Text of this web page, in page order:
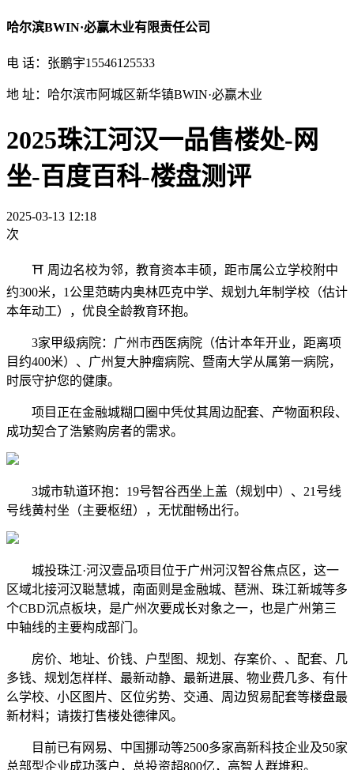
哈尔滨BWIN·必赢木业有限责任公司
电 话：张鹏宇15546125533
地 址：哈尔滨市阿城区新华镇BWIN·必赢木业
2025珠江河汉一品售楼处-网
坐-百度百科-楼盘测评
2025-03-13 12:18
次
⛩ 周边名校为邻，教育资本丰硕，距市属公立学校附中
约300米，1公里范畴内奥林匹克中学、规划九年制学校（估计
本年动工），优良全龄教育环抱。
3家甲级病院：广州市西医病院（估计本年开业，距离项
目约400米）、广州复大肿瘤病院、暨南大学从属第一病院，
时辰守护您的健康。
项目正在金融城糊口圈中凭仗其周边配套、产物面积段、
成功契合了浩繁购房者的需求。
3城市轨道环抱：19号智谷西坐上盖（规划中）、21号线
号线黄村坐（主要枢纽），无忧酣畅出行。
城投珠江·河汉壹品项目位于广州河汉智谷焦点区，这一
区域北接河汉聪慧城，南面则是金融城、琶洲、珠江新城等多
个CBD沉点板块，是广州次要成长对象之一，也是广州第三
中轴线的主要构成部门。
房价、地址、价钱、户型图、规划、存案价、、配套、几
多钱、规划怎样样、最新动静、最新进展、物业费几多、有什
么学校、小区图片、区位劣势、交通、周边贸易配套等楼盘最
新材料；请拨打售楼处德律风。
目前已有网易、中国挪动等2500多家高新科技企业及50家
总部型企业成功落户，总投资超800亿，高智人群堆积。